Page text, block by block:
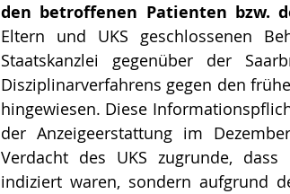
den betroffenen Patienten bzw.
Eltern und UKS geschlossenen
Staatskanzlei gegenüber der
Disziplinarverfahrens gegen den
hingewiesen. Diese
der Anzeigeerstattung im
Verdacht des UKS zugrunde,
indiziert waren, sondern aufgrund